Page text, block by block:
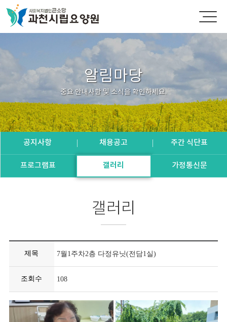
알림마당
중요 안내사항 및 소식을 확인하세요.
공지사항 채용공고 주간 식단표
프로그램표 갤러리 가정통신문
갤러리
제목 7월1주차2층 다정유닛(전담1실)
조회수 108